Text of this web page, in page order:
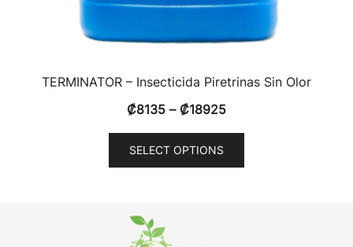
TERMINATOR – Insecticida Piretrinas Sin Olor
₡8135 – ₡18925
SELECT OPTIONS